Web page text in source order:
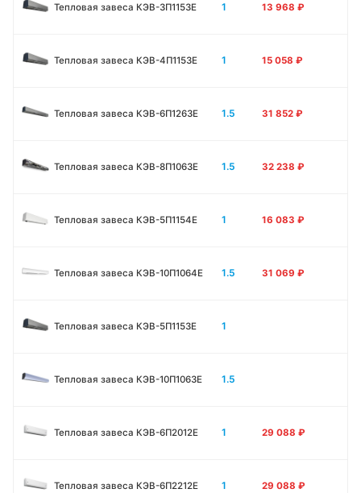
Тепловая завеса КЭВ-3П1153E 1 13 968 ₽
Тепловая завеса КЭВ-4П1153E 1 15 058 ₽
Тепловая завеса КЭВ-6П1263E 1.5 31 852 ₽
Тепловая завеса КЭВ-8П1063E 1.5 32 238 ₽
Тепловая завеса КЭВ-5П1154E 1 16 083 ₽
Тепловая завеса КЭВ-10П1064E 1.5 31 069 ₽
Тепловая завеса КЭВ-5П1153E 1
Тепловая завеса КЭВ-10П1063E 1.5
Тепловая завеса КЭВ-6П2012Е 1 29 088 ₽
Тепловая завеса КЭВ-6П2212Е 1 29 088 ₽